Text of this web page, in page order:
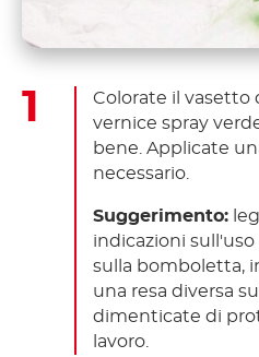
Colorate il vasetto
vernice spray
bene. Applicate
necessario.
Suggerimento:
indicazioni
sulla bomboletta,
una resa diversa
dimenticate di
lavoro.